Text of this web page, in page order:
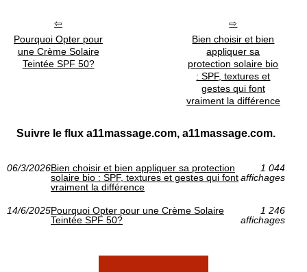
Pourquoi Opter pour
une Crème Solaire
Teintée SPF 50?
Bien choisir et bien
appliquer sa
protection solaire bio
: SPF, textures et
gestes qui font
vraiment la différence
Suivre le flux a11massage.com, a11massage.com.
06/3/2026Bien choisir et bien appliquer sa protection
solaire bio : SPF, textures et gestes qui font
vraiment la différence
1 044
affichages
14/6/2025Pourquoi Opter pour une Crème Solaire
Teintée SPF 50?
1 246
affichages